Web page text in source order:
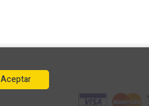
Aceptar